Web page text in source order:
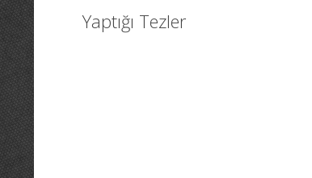
Yaptığı Tezler